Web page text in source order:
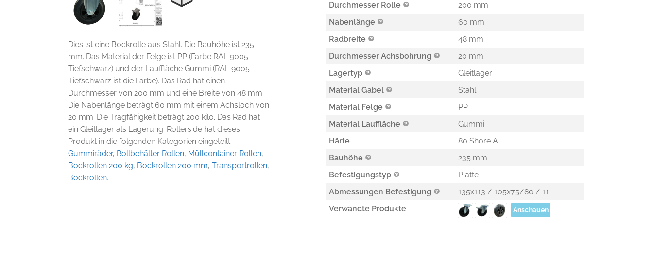
Dies ist eine Bockrolle aus Stahl. Die Bauhöhe ist 235
mm. Das Material der Felge ist PP (Farbe RAL 9005
Tiefschwarz) und der Lauffläche Gummi (RAL 9005
Tiefschwarz ist die Farbe). Das Rad hat einen
Durchmesser von 200 mm und eine Breite von 48 mm.
Die Nabenlänge beträgt 60 mm mit einem Achsloch von
20 mm. Die Tragfähigkeit beträgt 200 kilo. Das Rad hat
ein Gleitlager als Lagerung. Rollers.de hat dieses
Produkt in die folgenden Kategorien eingeteilt:
Gummiräder, Rollbehälter Rollen, Müllcontainer Rollen,
Bockrollen 200 kg, Bockrollen 200 mm,Transportrollen,
Bockrollen.
Durchmesser Rolle
200 mm
Nabenlänge
60 mm
Radbreite
48 mm
Durchmesser Achsbohrung
20 mm
Lagertyp
Gleitlager
Material Gabel
Stahl
Material Felge
PP
Material Lauffläche
Gummi
Härte
80 Shore A
Bauhöhe
235 mm
Befestigungstyp
Platte
Abmessungen Befestigung
135x113 / 105x75/80 / 11
Verwandte Produkte
Anschauen